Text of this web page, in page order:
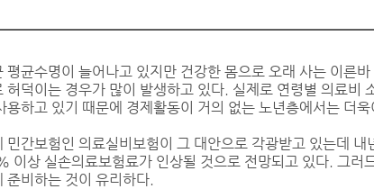
평균수명이 늘어나고 있지만 건강한 몸으로 오래 사는 이른바
허덕이는 경우가 많이 발생하고 있다. 실제로 연령별 의료
용하고 있기 때문에 경제활동이 거의 없는 노년층에서는 더
민간보험인 의료실비보험이 그 대안으로 각광받고 있는데
이상 실손의료보험료가 인상될 것으로 전망되고 있다. 그러
준비하는 것이 유리하다.